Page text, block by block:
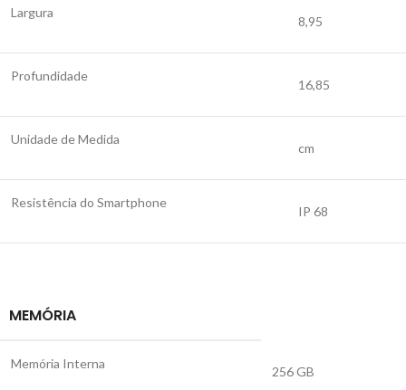
Largura
8,95
Profundidade
16,85
Unidade de Medida
cm
Resistência do Smartphone
IP 68
MEMÓRIA
Memória Interna
256 GB